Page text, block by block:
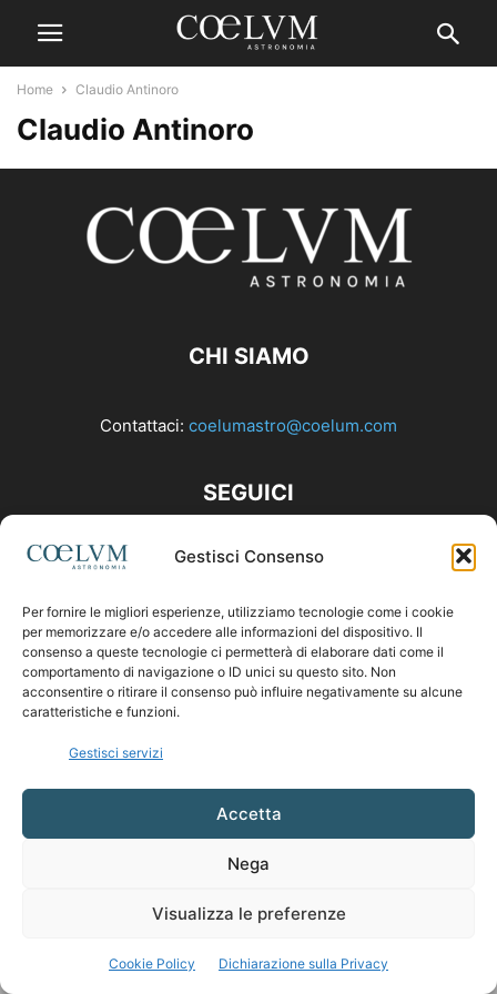
Gestisci Consenso
Per fornire le migliori esperienze, utilizziamo tecnologie come i cookie
per memorizzare e/o accedere alle informazioni del dispositivo. Il
consenso a queste tecnologie ci permetterà di elaborare dati come il
comportamento di navigazione o ID unici su questo sito. Non
acconsentire o ritirare il consenso può influire negativamente su alcune
caratteristiche e funzioni.
Gestisci servizi
Accetta
Nega
Visualizza le preferenze
Cookie Policy Dichiarazione sulla Privacy
Home Claudio Antinoro
Claudio Antinoro
CHI SIAMO
Contattaci: coelumastro@coelum.com
SEGUICI